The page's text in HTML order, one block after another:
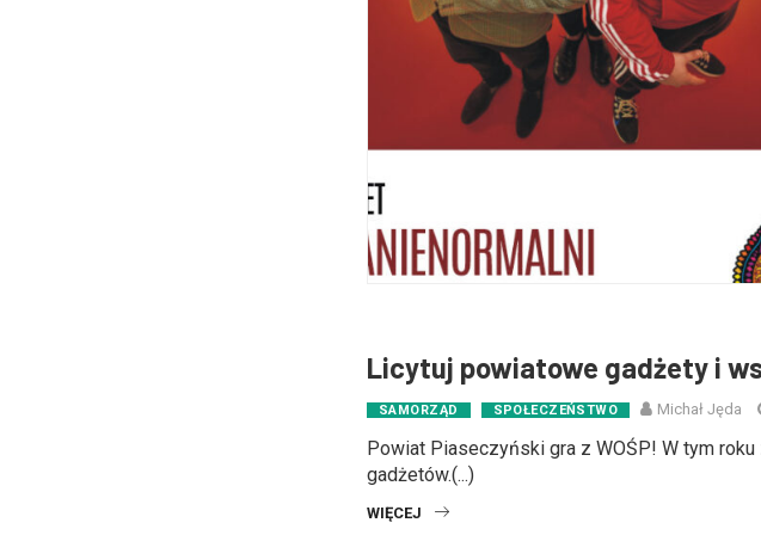
Licytuj powiatowe gadżety i
SAMORZĄD SPOŁECZEŃSTWO Michał Jęda
Powiat Piaseczyński gra z WOŚP! W tym
gadżetów.(...)
WIĘCEJ